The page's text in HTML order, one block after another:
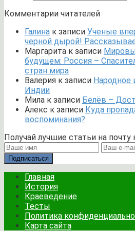
Комментарии читателей
Галина к записи Ученые
черной дырой!
Маргарита к записи
будущем: Россия –
стран мира
Валерия к записи Народное
Индии
Мила к записи Белёв –
Алекс к записи Куда
воспоминания?
Получай лучшие статьи на
Подписаться
Главная
История
Краеведение
Тесты
Политика
Карта сайта